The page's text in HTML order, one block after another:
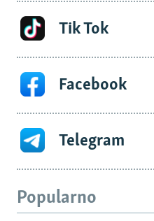
Tik Tok
Facebook
Telegram
Popularno